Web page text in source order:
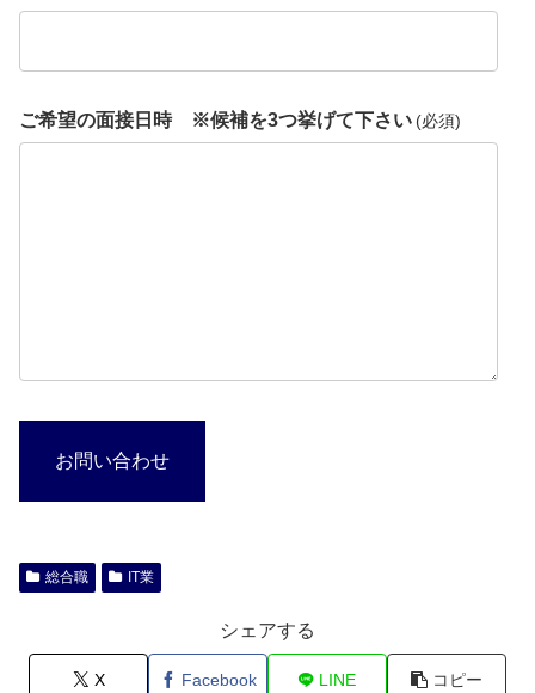
ご希望の面接日時 ※候補を3つ挙げて下さい (必須)
お問い合わせ
総合職 IT業
シェアする
X Facebook LINE コピー